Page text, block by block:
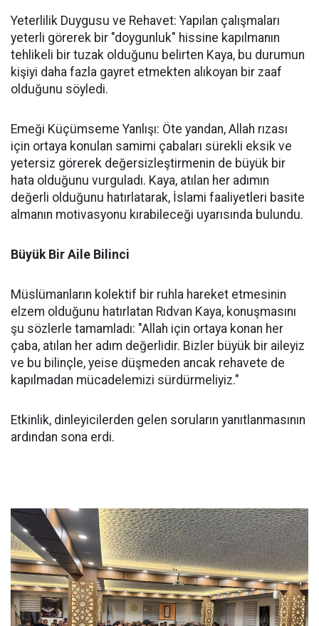
Yeterlilik Duygusu ve Rehavet: Yapılan çalışmaları
yeterli görerek bir "doygunluk" hissine kapılmanın
tehlikeli bir tuzak olduğunu belirten Kaya, bu durumun
kişiyi daha fazla gayret etmekten alıkoyan bir zaaf
olduğunu söyledi.
Emeği Küçümseme Yanlışı: Öte yandan, Allah rızası
için ortaya konulan samimi çabaları sürekli eksik ve
yetersiz görerek değersizleştirmenin de büyük bir
hata olduğunu vurguladı. Kaya, atılan her adımın
değerli olduğunu hatırlatarak, İslami faaliyetleri basite
almanın motivasyonu kırabileceği uyarısında bulundu.
Büyük Bir Aile Bilinci
Müslümanların kolektif bir ruhla hareket etmesinin
elzem olduğunu hatırlatan Rıdvan Kaya, konuşmasını
şu sözlerle tamamladı: "Allah için ortaya konan her
çaba, atılan her adım değerlidir. Bizler büyük bir aileyiz
ve bu bilinçle, yeise düşmeden ancak rehavete de
kapılmadan mücadelemizi sürdürmeliyiz."
Etkinlik, dinleyicilerden gelen soruların yanıtlanmasının
ardından sona erdi.